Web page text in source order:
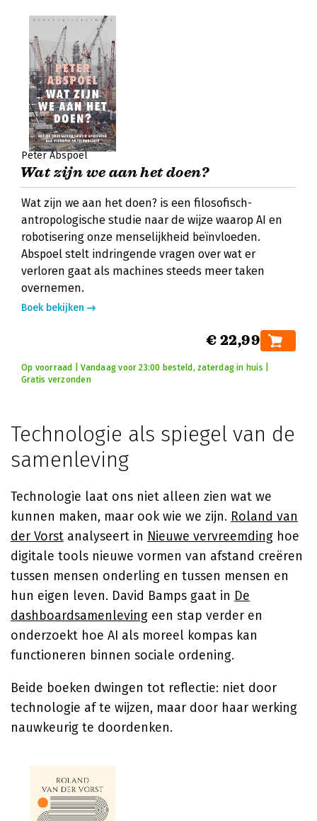
Peter Abspoel
Wat zijn we aan het doen?
Wat zijn we aan het doen? is een filosofisch-
antropologische studie naar de wijze waarop AI en
robotisering onze menselijkheid beïnvloeden.
Abspoel stelt indringende vragen over wat er
verloren gaat als machines steeds meer taken
overnemen.
Boek bekijken
€ 22,99
Op voorraad | Vandaag voor 23:00 besteld, zaterdag in huis |
Gratis verzonden
Technologie als spiegel van de
samenleving
Technologie laat ons niet alleen zien wat we
kunnen maken, maar ook wie we zijn. Roland van
der Vorst analyseert in Nieuwe vervreemding hoe
digitale tools nieuwe vormen van afstand creëren
tussen mensen onderling en tussen mensen en
hun eigen leven. David Bamps gaat in De
dashboardsamenleving een stap verder en
onderzoekt hoe AI als moreel kompas kan
functioneren binnen sociale ordening.
Beide boeken dwingen tot reflectie: niet door
technologie af te wijzen, maar door haar werking
nauwkeurig te doordenken.